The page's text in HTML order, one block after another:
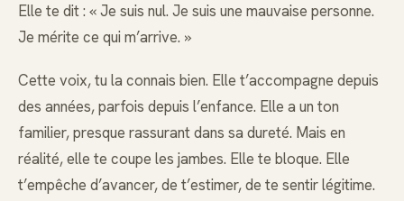
Elle te dit : « Je suis nul. Je suis une mauvaise personne.
Je mérite ce qui m’arrive. »
Cette voix, tu la connais bien. Elle t’accompagne depuis
des années, parfois depuis l’enfance. Elle a un ton
familier, presque rassurant dans sa dureté. Mais en
réalité, elle te coupe les jambes. Elle te bloque. Elle
t’empêche d’avancer, de t’estimer, de te sentir légitime.